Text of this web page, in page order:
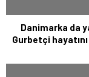
Danimarka da
Gurbetçi